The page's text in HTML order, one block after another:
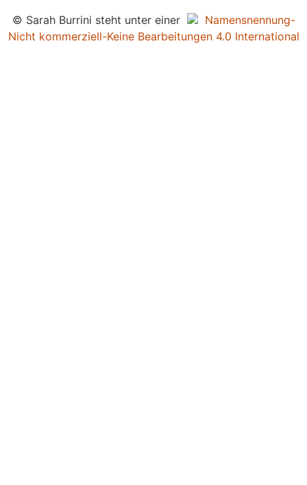
© Sarah Burrini steht unter einer
Namensnennung-
Nicht kommerziell-Keine Bearbeitungen 4.0 International